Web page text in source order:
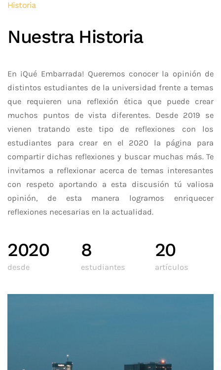
Historia
Nuestra Historia
En ¡Qué Embarrada! Queremos conocer la opinión de
distintos estudiantes de la universidad frente a temas
que requieren una reflexión ética que puede crear
muchos puntos de vista diferentes. Desde 2019 se
vienen tratando este tipo de reflexiones con los
estudiantes para crear en el 2020 la página para
compartir dichas reflexiones y buscar muchas más. Te
invitamos a reflexionar acerca de temas interesantes
con respeto aportando a esta discusión tú valiosa
opinión, de esta manera logramos enriquecer
reflexiones necesarias en la actualidad.
2020
desde
8
estudiantes
20
artículos